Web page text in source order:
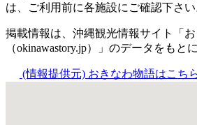
は、ご利用前に各施設にご確認下さい
掲載情報は、沖縄観光情報サイト「
（okinawastory.jp）」のデータをもと
(情報提供元) おきなわ物語はこち